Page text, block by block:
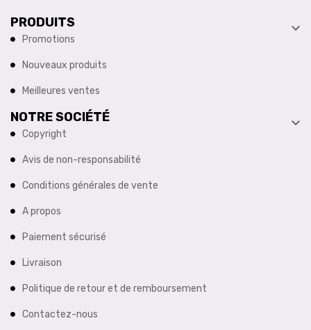
PRODUITS 
Promotions
Nouveaux produits
Meilleures ventes
NOTRE SOCIÉTÉ 
Copyright
Avis de non-responsabilité
Conditions générales de vente
A propos
Paiement sécurisé
Livraison
Politique de retour et de remboursement
Contactez-nous